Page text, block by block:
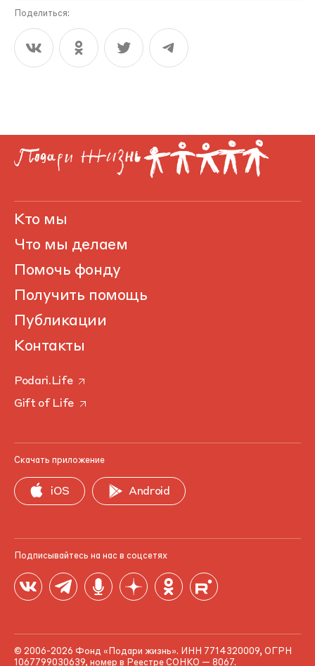
Поделиться:
Кто мы
Что мы делаем
Помочь фонду
Получить помощь
Публикации
Контакты
Podari.Life
Gift of Life
Скачать приложение
iOS Android
Подписывайтесь на нас в соцсетях
© 2006-2026 Фонд «Подари жизнь». ИНН 7714320009, ОГРН
1067799030639, номер в Реестре СОНКО — 8067.